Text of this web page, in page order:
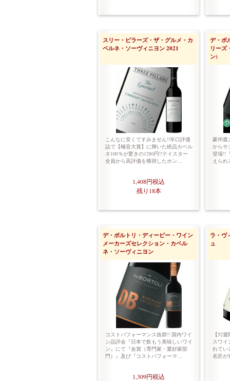
スリー・ピラーズ・ザ・グルメ・カ
ベルネ・ソーヴィニヨン 2021
こんなに安くてすみません!!辛口評価
誌で【極旨大賞】に輝いた絶品カベル
ネ100％が驚きの1280円!!テイスター
全員から高評価を獲得したホン…
1,408円税込
残り18本
デ・ボ
リー
ン)
豪州最
からサ
登場!!
えら
デ・ボルトリ・ディービー・ワイン
メーカーズセレクション・カベル
ネ・ソーヴィニヨン
コストパフォーマンス抜群!! 国内ワイ
ン品評会『日本で飲もう美味しいワイ
ン』にて『金賞（専門家・愛好家部
門）』及び『コストパフォーマ…
1,309円税込
ラ・ヴ
ュ
【52
スワイ
れてい
名匠が